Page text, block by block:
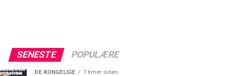
SENESTE POPULÆRE
DE KONGELIGE 7 timer siden